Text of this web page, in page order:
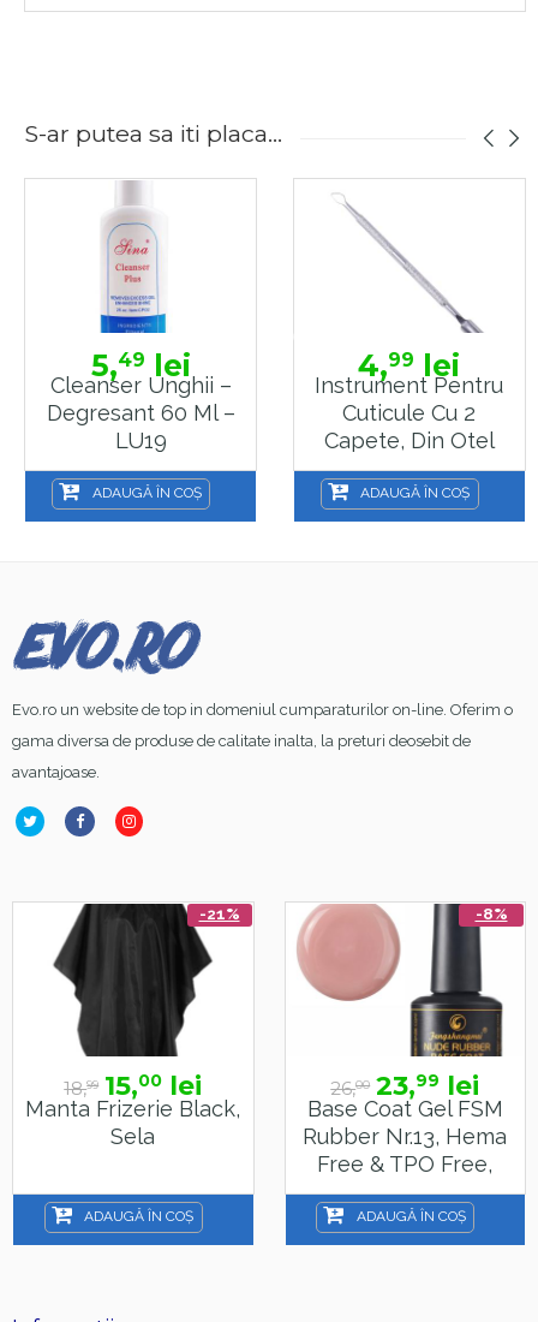
S-ar putea sa iti placa...
5,49 lei
Cleanser Unghii –
Degresant 60 Ml –
LU19
ADAUGĂ ÎN COȘ
4,99 lei
Instrument Pentru
Cuticule Cu 2
Capete, Din Otel
Inoxidabil, Sela ,
IIC5A
ADAUGĂ ÎN COȘ
Evo.ro un website de top in domeniul cumparaturilor on-line. Oferim o
gama diversa de produse de calitate inalta, la preturi deosebit de
avantajoase.
-21%
18,99 15,00 lei
Manta Frizerie Black,
Sela
ADAUGĂ ÎN COȘ
-8%
26,00 23,99 lei
Base Coat Gel FSM
Rubber Nr.13, Hema
Free & TPO Free,
15ml
ADAUGĂ ÎN COȘ